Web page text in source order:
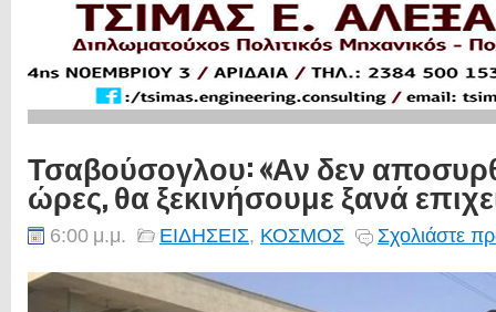
Τσαβούσογλου: «Αν δεν
ώρες, θα ξεκινήσουμε ξανά
6:00 μ.μ. ΕΙΔΗΣΕΙΣ, ΚΟΣΜΟΣ Σχολιάστε